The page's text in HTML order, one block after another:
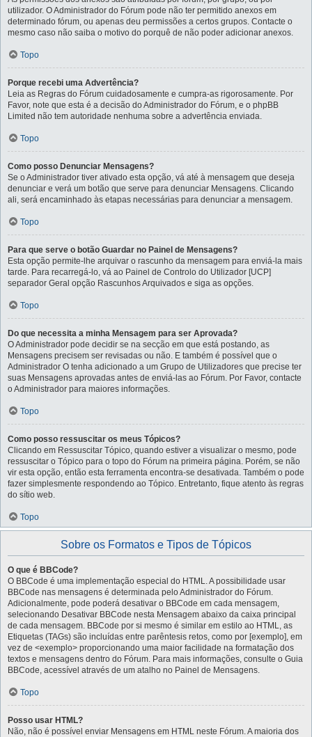
utilizador. O Administrador do Fórum pode não ter permitido anexos em
determinado fórum, ou apenas deu permissões a certos grupos. Contacte o
mesmo caso não saiba o motivo do porquê de não poder adicionar anexos.
Topo
Porque recebi uma Advertência?
Leia as Regras do Fórum cuidadosamente e cumpra-as rigorosamente. Por
Favor, note que esta é a decisão do Administrador do Fórum, e o phpBB
Limited não tem autoridade nenhuma sobre a advertência enviada.
Topo
Como posso Denunciar Mensagens?
Se o Administrador tiver ativado esta opção, vá até à mensagem que deseja
denunciar e verá um botão que serve para denunciar Mensagens. Clicando
ali, será encaminhado às etapas necessárias para denunciar a mensagem.
Topo
Para que serve o botão Guardar no Painel de Mensagens?
Esta opção permite-lhe arquivar o rascunho da mensagem para enviá-la mais
tarde. Para recarregá-lo, vá ao Painel de Controlo do Utilizador [UCP]
separador Geral opção Rascunhos Arquivados e siga as opções.
Topo
Do que necessita a minha Mensagem para ser Aprovada?
O Administrador pode decidir se na secção em que está postando, as
Mensagens precisem ser revisadas ou não. E também é possível que o
Administrador O tenha adicionado a um Grupo de Utilizadores que precise ter
suas Mensagens aprovadas antes de enviá-las ao Fórum. Por Favor, contacte
o Administrador para maiores informações.
Topo
Como posso ressuscitar os meus Tópicos?
Clicando em Ressuscitar Tópico, quando estiver a visualizar o mesmo, pode
ressuscitar o Tópico para o topo do Fórum na primeira página. Porém, se não
vir esta opção, então esta ferramenta encontra-se desativada. Também o pode
fazer simplesmente respondendo ao Tópico. Entretanto, fique atento às regras
do sítio web.
Topo
Sobre os Formatos e Tipos de Tópicos
O que é BBCode?
O BBCode é uma implementação especial do HTML. A possibilidade usar
BBCode nas mensagens é determinada pelo Administrador do Fórum.
Adicionalmente, pode poderá desativar o BBCode em cada mensagem,
selecionando Desativar BBCode nesta Mensagem abaixo da caixa principal
de cada mensagem. BBCode por si mesmo é similar em estilo ao HTML, as
Etiquetas (TAGs) são incluídas entre parêntesis retos, como por [exemplo], em
vez de <exemplo> proporcionando uma maior facilidade na formatação dos
textos e mensagens dentro do Fórum. Para mais informações, consulte o Guia
BBCode, acessível através de um atalho no Painel de Mensagens.
Topo
Posso usar HTML?
Não, não é possível enviar Mensagens em HTML neste Fórum. A maioria dos